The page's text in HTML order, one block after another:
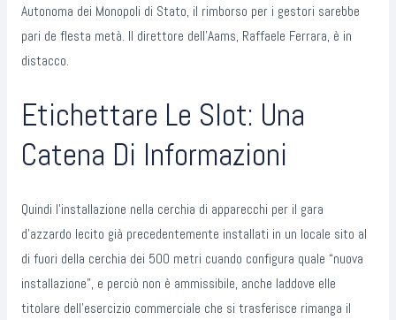
Autonoma dei Monopoli di Stato, il rimborso per i gestori sarebbe
pari de flesta metà. Il direttore dell’Aams, Raffaele Ferrara, è in
distacco.
Etichettare Le Slot: Una
Catena Di Informazioni
Quindi l’installazione nella cerchia di apparecchi per il gara
d’azzardo lecito già precedentemente installati in un locale sito al
di fuori della cerchia dei 500 metri cuando configura quale “nuova
installazione”, e perciò non è ammissibile, anche laddove elle
titolare dell’esercizio commerciale che si trasferisce rimanga il